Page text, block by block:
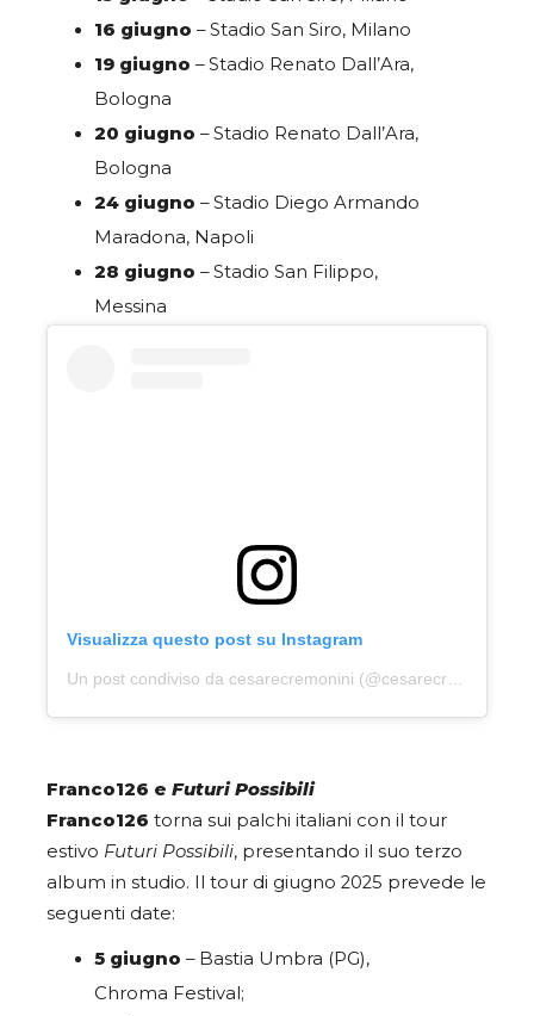
16 giugno – Stadio San Siro, Milano
19 giugno – Stadio Renato Dall’Ara,
Bologna
20 giugno – Stadio Renato Dall’Ara,
Bologna
24 giugno – Stadio Diego Armando
Maradona, Napoli
28 giugno – Stadio San Filippo,
Messina
Visualizza questo post su Instagram
Franco126 e Futuri Possibili
Franco126 torna sui palchi italiani con il tour
estivo Futuri Possibili, presentando il suo terzo
album in studio. Il tour di giugno 2025 prevede le
seguenti date:
5 giugno – Bastia Umbra (PG),
Chroma Festival;